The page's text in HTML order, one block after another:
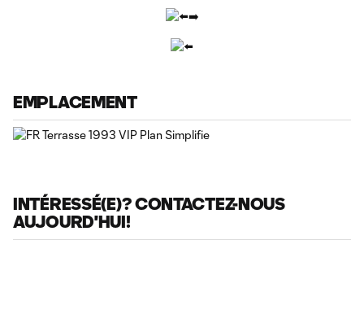
EMPLACEMENT
INTÉRESSÉ(E)? CONTACTEZ-NOUS
AUJOURD'HUI!